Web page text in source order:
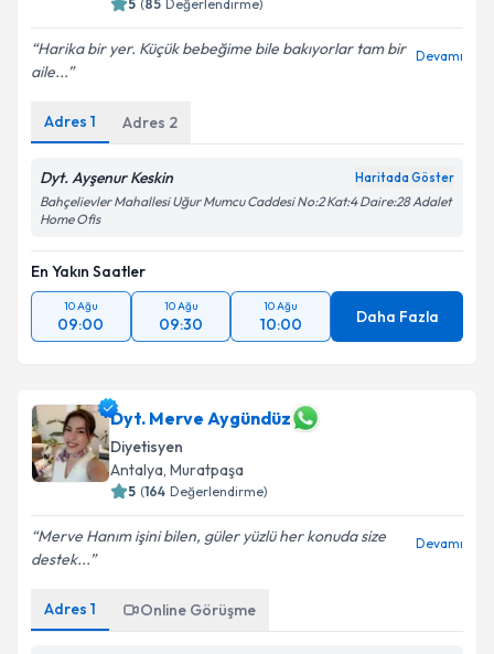
Kişisel verilerimin işlenmesine ilişkinAydınlatma
5 (85 Değerlendirme)
Harika bir yer. Küçük bebeğime bile bakıyorlar tam bir
aile...
Devamı
Adres 1 Adres 2
Dyt. Ayşenur Keskin Haritada Göster
Bahçelievler Mahallesi Uğur Mumcu Caddesi No:2 Kat:4 Daire:28 Adalet
Home Ofis
En Yakın Saatler
10 Ağu
09:00
10 Ağu
09:30
10 Ağu
10:00 Daha Fazla
Dyt. Merve Aygündüz
Diyetisyen
Antalya, Muratpaşa
5 (164 Değerlendirme)
Merve Hanım işini bilen, güler yüzlü her konuda size
destek...
Devamı
Adres 1 Online Görüşme